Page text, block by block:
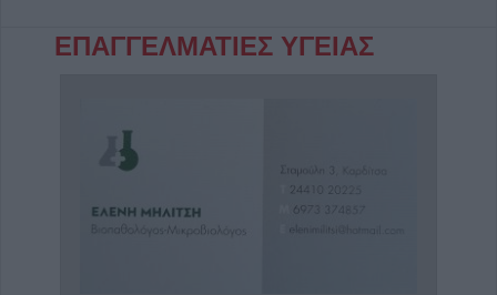
ΕΠΑΓΓΕΛΜΑΤΙΕΣ ΥΓΕΙΑΣ